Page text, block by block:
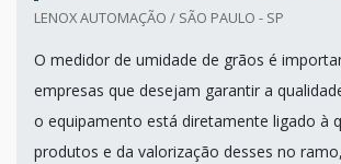
LENOX AUTOMAÇÃO / SÃO PAULO - SP
O medidor de umidade de grãos é
empresas que desejam garantir a
o equipamento está diretamente ligado à
produtos e da valorização desses no